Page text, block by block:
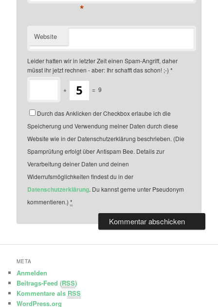
*
Website
Leider hatten wir in letzter Zeit einen Spam-Angriff, daher
müsst ihr jetzt rechnen - aber: Ihr schafft das schon! ;-) *
+ = 9
Durch das Anklicken der Checkbox erlaube ich die
Speicherung und Verwendung meiner Daten durch diese
Website wie in der Datenschutzerklärung beschrieben. (Die
Spamprüfung erfolgt über Antispam Bee. Details zur
Verarbeitung deiner Daten und deinen
Widerrufsmöglichkeiten findest du in der
Datenschutzerklärung. Du kannst gerne unter Pseudonym
kommentieren.)*
META
Anmelden
Beitrags-Feed (RSS)
Kommentare als RSS
WordPress.org